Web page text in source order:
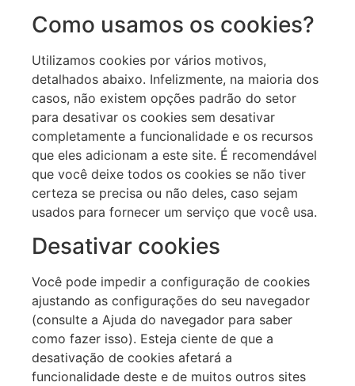
Como usamos os cookies?
Utilizamos cookies por vários motivos,
detalhados abaixo. Infelizmente, na maioria dos
casos, não existem opções padrão do setor
para desativar os cookies sem desativar
completamente a funcionalidade e os recursos
que eles adicionam a este site. É recomendável
que você deixe todos os cookies se não tiver
certeza se precisa ou não deles, caso sejam
usados para fornecer um serviço que você usa.
Desativar cookies
Você pode impedir a configuração de cookies
ajustando as configurações do seu navegador
(consulte a Ajuda do navegador para saber
como fazer isso). Esteja ciente de que a
desativação de cookies afetará a
funcionalidade deste e de muitos outros sites